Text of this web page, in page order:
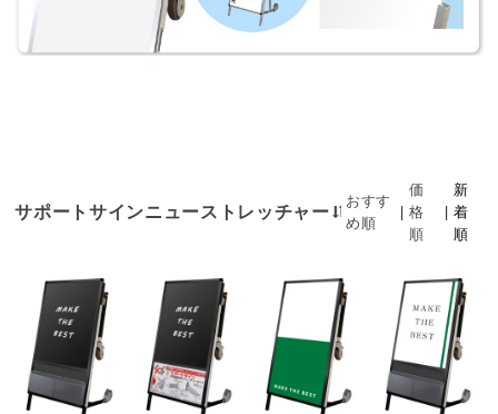
サポートサインニューストレッチャー
おすす
め順
|
価
格
順
|
新
着
順